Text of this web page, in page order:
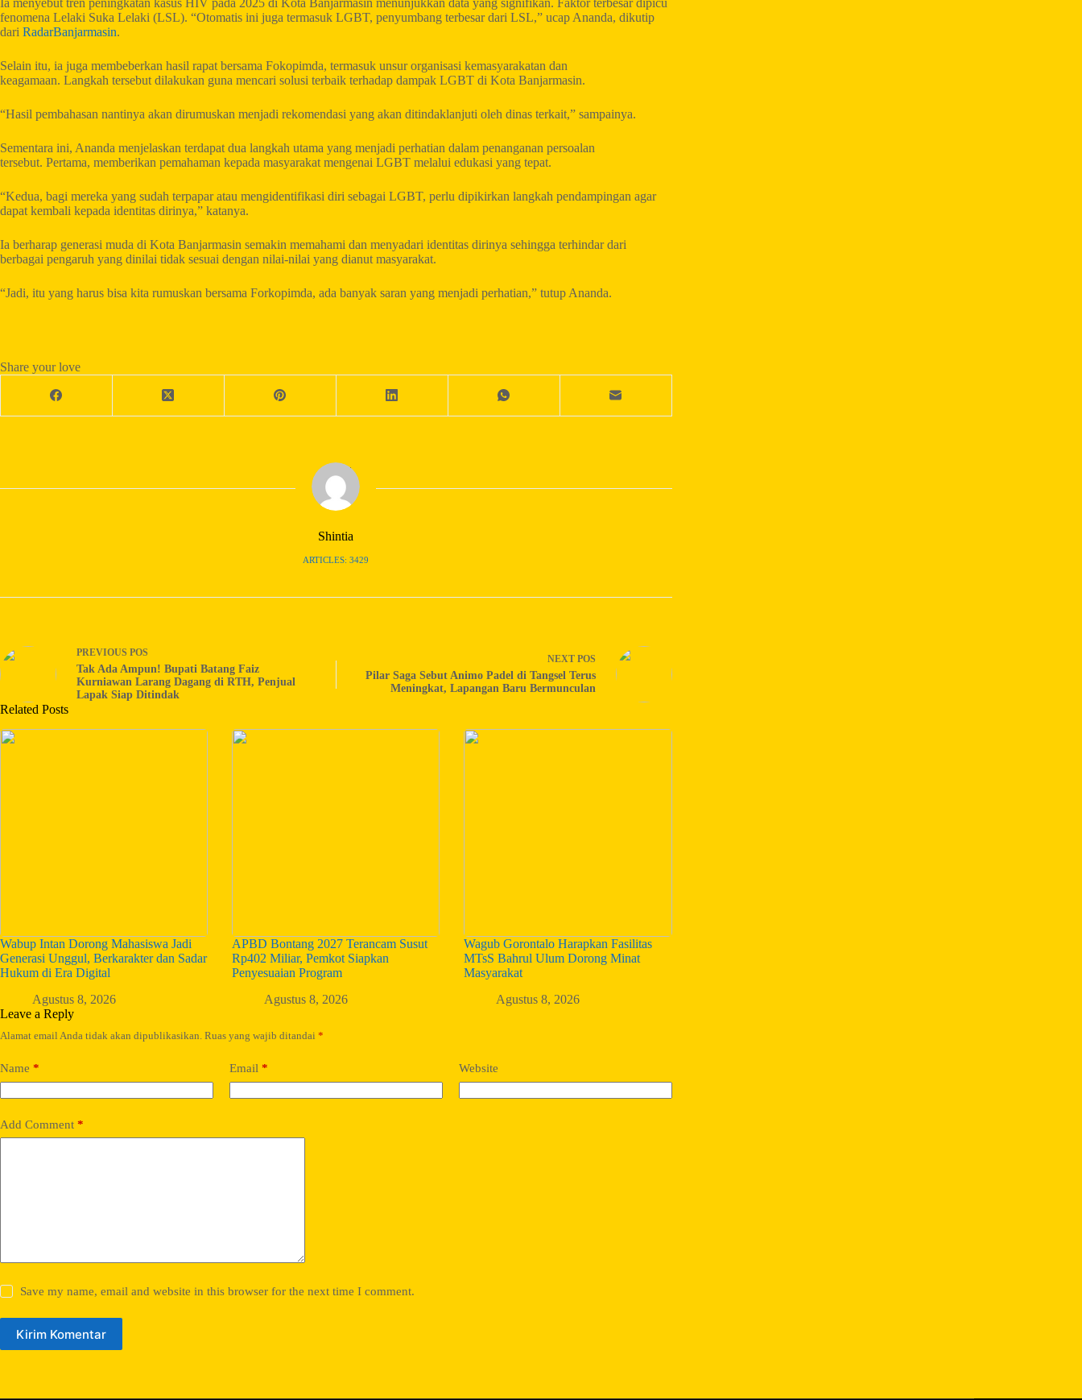
fenomena Lelaki Suka Lelaki (LSL). “Otomatis ini juga termasuk LGBT, penyumbang terbesar dari LSL,” ucap Ananda, dikutip
dari RadarBanjarmasin.
Selain itu, ia juga membeberkan hasil rapat bersama Fokopimda, termasuk unsur organisasi kemasyarakatan dan
keagamaan. Langkah tersebut dilakukan guna mencari solusi terbaik terhadap dampak LGBT di Kota Banjarmasin.
“Hasil pembahasan nantinya akan dirumuskan menjadi rekomendasi yang akan ditindaklanjuti oleh dinas terkait,” sampainya.
Sementara ini, Ananda menjelaskan terdapat dua langkah utama yang menjadi perhatian dalam penanganan persoalan
tersebut. Pertama, memberikan pemahaman kepada masyarakat mengenai LGBT melalui edukasi yang tepat.
“Kedua, bagi mereka yang sudah terpapar atau mengidentifikasi diri sebagai LGBT, perlu dipikirkan langkah pendampingan agar
dapat kembali kepada identitas dirinya,” katanya.
Ia berharap generasi muda di Kota Banjarmasin semakin memahami dan menyadari identitas dirinya sehingga terhindar dari
berbagai pengaruh yang dinilai tidak sesuai dengan nilai-nilai yang dianut masyarakat.
“Jadi, itu yang harus bisa kita rumuskan bersama Forkopimda, ada banyak saran yang menjadi perhatian,” tutup Ananda.
Share your love
Shintia
ARTICLES: 3429
PREVIOUS POS
Tak Ada Ampun! Bupati Batang Faiz
Kurniawan Larang Dagang di RTH, Penjual
Lapak Siap Ditindak
NEXT POS
Pilar Saga Sebut Animo Padel di Tangsel Terus
Meningkat, Lapangan Baru Bermunculan
Related Posts
Wabup Intan Dorong Mahasiswa Jadi
Generasi Unggul, Berkarakter dan Sadar
Hukum di Era Digital
Agustus 8, 2026
APBD Bontang 2027 Terancam Susut
Rp402 Miliar, Pemkot Siapkan
Penyesuaian Program
Agustus 8, 2026
Wagub Gorontalo Harapkan Fasilitas
MTsS Bahrul Ulum Dorong Minat
Masyarakat
Agustus 8, 2026
Leave a Reply
Alamat email Anda tidak akan dipublikasikan. Ruas yang wajib ditandai *
Name * Email * Website
Add Comment *
Save my name, email and website in this browser for the next time I comment.
Kirim Komentar